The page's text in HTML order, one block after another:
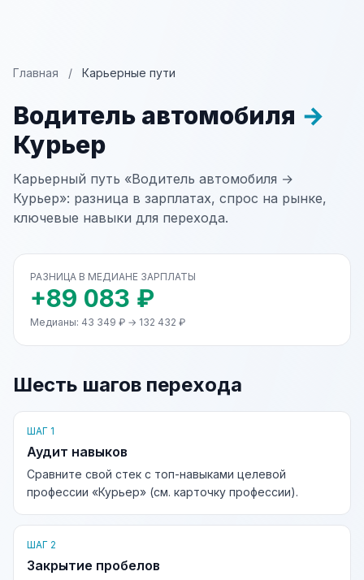
Главная / Карьерные пути
Водитель автомобиля →
Курьер
Карьерный путь «Водитель автомобиля →
Курьер»: разница в зарплатах, спрос на рынке,
ключевые навыки для перехода.
РАЗНИЦА В МЕДИАНЕ ЗАРПЛАТЫ
+89 083 ₽
Медианы: 43 349 ₽ → 132 432 ₽
Шесть шагов перехода
ШАГ 1
Аудит навыков
Сравните свой стек с топ-навыками целевой
профессии «Курьер» (см. карточку профессии).
ШАГ 2
Закрытие пробелов